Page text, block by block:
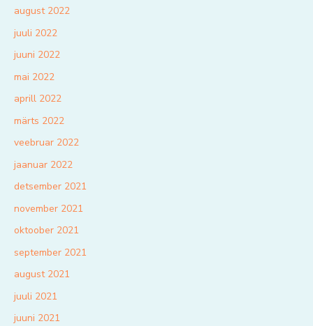
august 2022
juuli 2022
juuni 2022
mai 2022
aprill 2022
märts 2022
veebruar 2022
jaanuar 2022
detsember 2021
november 2021
oktoober 2021
september 2021
august 2021
juuli 2021
juuni 2021